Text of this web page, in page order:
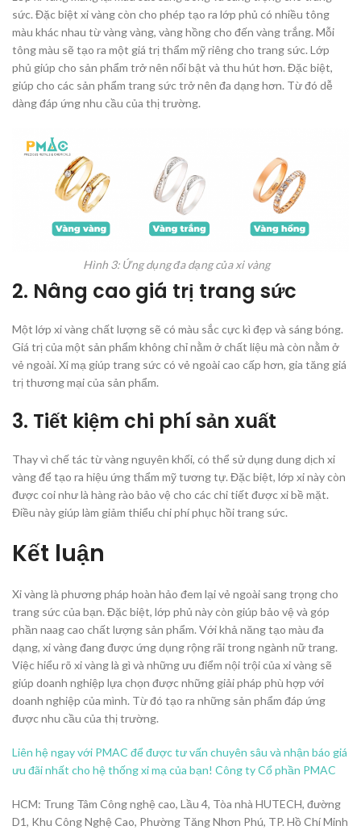
sức. Đặc biệt xi vàng còn cho phép tạo ra lớp phủ có nhiều tông
màu khác nhau từ vàng vàng, vàng hồng cho đến vàng trắng. Mỗi
tông màu sẽ tạo ra một giá trị thẩm mỹ riêng cho trang sức. Lớp
phủ giúp cho sản phẩm trở nên nổi bật và thu hút hơn. Đặc biệt,
giúp cho các sản phẩm trang sức trở nên đa dạng hơn. Từ đó dễ
dàng đáp ứng nhu cầu của thị trường.
Hình 3: Ứng dụng đa dạng của xi vàng
2. Nâng cao giá trị trang sức
Một lớp xi vàng chất lượng sẽ có màu sắc cực kì đẹp và sáng bóng.
Giá trị của một sản phẩm không chỉ nằm ở chất liệu mà còn nằm ở
vẻ ngoài. Xi mạ giúp trang sức có vẻ ngoài cao cấp hơn, gia tăng giá
trị thương mại của sản phẩm.
3. Tiết kiệm chi phí sản xuất
Thay vì chế tác từ vàng nguyên khối, có thể sử dụng dung dịch xi
vàng để tạo ra hiệu ứng thẩm mỹ tương tự. Đặc biệt, lớp xi này còn
được coi như là hàng rào bảo vệ cho các chi tiết được xi bề mặt.
Điều này giúp làm giảm thiểu chi phí phục hồi trang sức.
Kết luận
Xi vàng là phương pháp hoàn hảo đem lại vẻ ngoài sang trọng cho
trang sức của bạn. Đặc biệt, lớp phủ này còn giúp bảo vệ và góp
phần naag cao chất lượng sản phẩm. Với khả năng tạo màu đa
dạng, xi vàng đang được ứng dụng rộng rãi trong ngành nữ trang.
Việc hiểu rõ xi vàng là gì và những ưu điểm nội trội của xi vàng sẽ
giúp doanh nghiệp lựa chọn được những giải pháp phù hợp với
doanh nghiệp của mình. Từ đó tạo ra những sản phẩm đáp ứng
được nhu cầu của thị trường.
Liên hệ ngay với PMAC để được tư vấn chuyên sâu và nhận báo giá
ưu đãi nhất cho hệ thống xi mạ của bạn! Công ty Cổ phần PMAC
HCM: Trung Tâm Công nghệ cao, Lầu 4, Tòa nhà HUTECH, đường
D1, Khu Công Nghệ Cao, Phường Tăng Nhơn Phú, TP. Hồ Chí Minh